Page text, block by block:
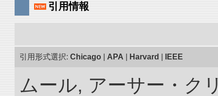
引用情報
引用形式選択: Chicago APA Harvard IEEE
ムール, アーサー・ク